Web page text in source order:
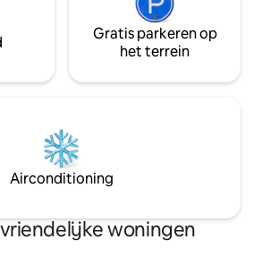
beperking op
door blinden.
won! Vuurplaats
Gietijzeren
⭐Wegwerpartikelen
binnen 20
Cheongdo IC
Danjangcheon
Gratis parkeren op
het terrein
Airconditioning
woningen